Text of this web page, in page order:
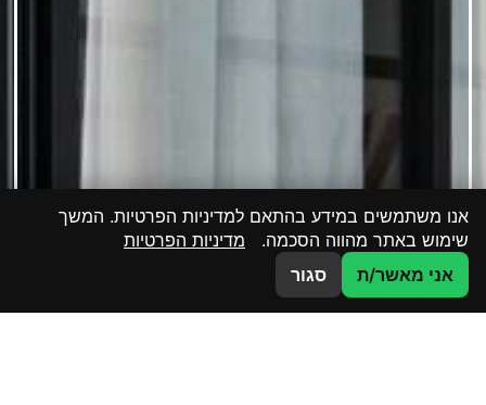
אנו משתמשים במידע בהתאם למדיניות הפרטיות. המשך
שימוש באתר מהווה הסכמה. מדיניות הפרטיות
אני מאשר/ת
סגורצרו קשר